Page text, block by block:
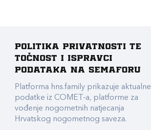
Politika privatnosti te
točnost i ispravci
podataka na Semaforu
Platforma hns.family prikazuje aktualne
podatke iz COMET-a, platforme za
vođenje nogometnih natjecanja
Hrvatskog nogometnog saveza.